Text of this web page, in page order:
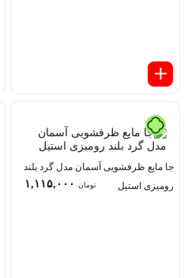
جا مایع ظرفشویی آسمان مدل گرد بلند
رومیزی استیل
تومان۱,۱۱۵,۰۰۰